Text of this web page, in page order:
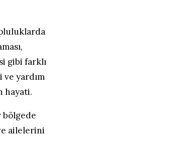
gibi farklı
yardım
hayati.
bölgede
ailelerini